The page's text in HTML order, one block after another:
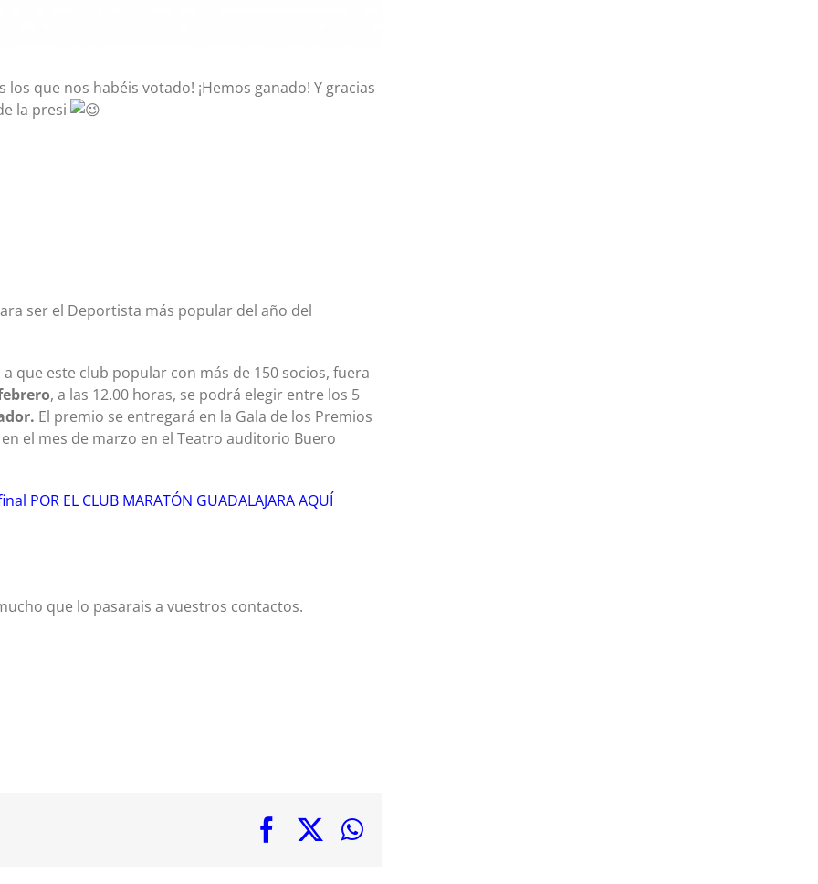
los que nos habéis votado! ¡Hemos ganado! Y gracias
la presi
ser el Deportista más popular del año del
que este club popular con más de 150 socios, fuera
, a las 12.00 horas, se podrá elegir entre los 5
El premio se entregará en la Gala de los Premios
el mes de marzo en el Teatro auditorio Buero
POR EL CLUB MARATÓN GUADALAJARA AQUÍ
que lo pasarais a vuestros contactos.
FacebookWhatsApp